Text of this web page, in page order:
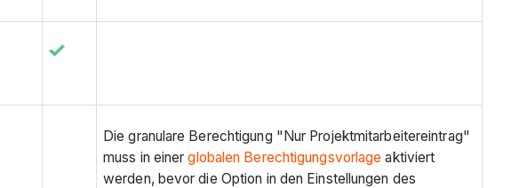
Die granulare Berechtigung "Nur Projektmitarbeitereintrag"
muss in einerglobalen Berechtigungsvorlage aktiviert
werden, bevor die Option in den Einstellungen des